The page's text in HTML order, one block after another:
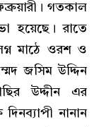
গতকাল
হয়েছে। রাতে
মাঠে ওরশ ও
জসিম উদ্দিন
উদ্দীন এর
নানান